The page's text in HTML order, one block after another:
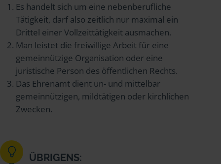
Es handelt sich um eine nebenberufliche
Tätigkeit, darf also zeitlich nur maximal ein
Drittel einer Vollzeittätigkeit ausmachen.
Man leistet die freiwillige Arbeit für eine
gemeinnützige Organisation oder eine
juristische Person des öffentlichen Rechts.
Das Ehrenamt dient un- und mittelbar
gemeinnützigen, mildtätigen oder kirchlichen
Zwecken.
ÜBRIGENS: